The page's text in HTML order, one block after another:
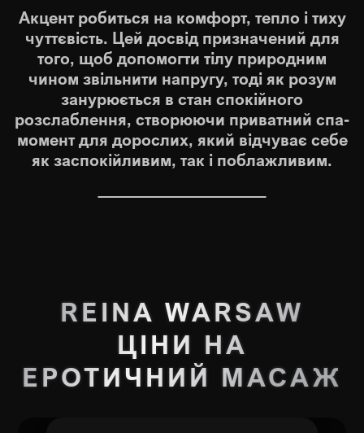
Акцент робиться на комфорт, тепло і тиху
чуттєвість. Цей досвід призначений для
того, щоб допомогти тілу природним
чином звільнити напругу, тоді як розум
занурюється в стан спокійного
розслаблення, створюючи приватний спа-
момент для дорослих, який відчуває себе
як заспокійливим, так і поблажливим.
REINA WARSAW
ЦІНИ НА
ЕРОТИЧНИЙ МАСАЖ